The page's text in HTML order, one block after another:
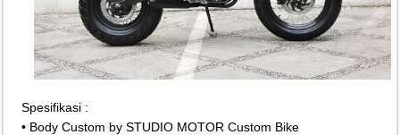
Spesifikasi :
• Body Custom by STUDIO MOTOR Custom Bike